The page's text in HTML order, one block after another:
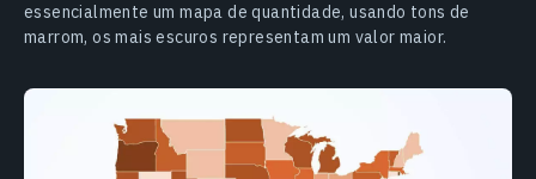
essencialmente um mapa de quantidade, usando tons de
marrom, os mais escuros representam um valor maior.